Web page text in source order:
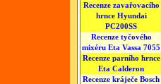
Recenze zavařovacího
hrnce Hyundai
PC200SS
Recenze tyčového
mixéru Eta Vassa 7055
Recenze parního hrnce
Eta Calderon
Recenze kráječe Bosch